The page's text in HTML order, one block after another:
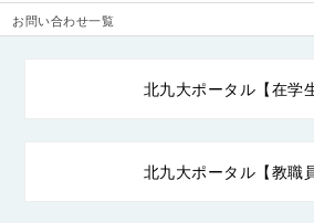
お問い合わせ一覧
北九大ポータル【在学
北九大ポータル【教職